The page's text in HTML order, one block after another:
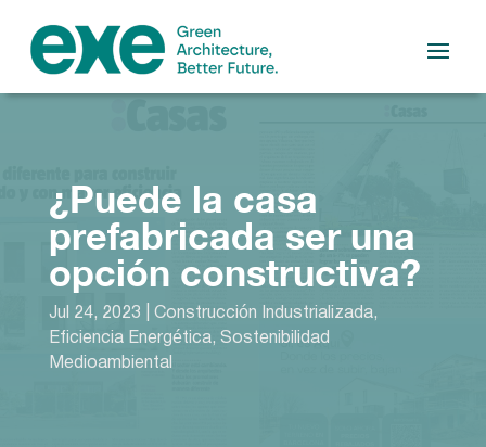
¿Puede la casa
prefabricada ser una
opción constructiva?
Jul 24, 2023 Construcción Industrializada,
Eficiencia Energética, Sostenibilidad
Medioambiental